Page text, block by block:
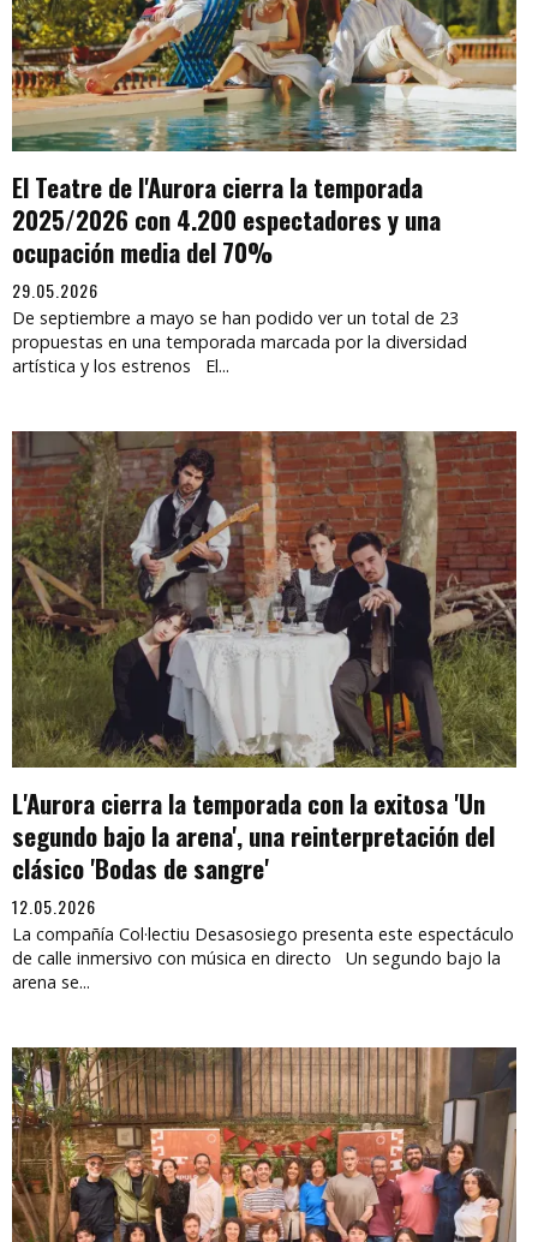
El Teatre de l'Aurora cierra la temporada
2025/2026 con 4.200 espectadores y una
ocupación media del 70%
29.05.2026
De septiembre a mayo se han podido ver un total de 23
propuestas en una temporada marcada por la diversidad
artística y los estrenos El...
L'Aurora cierra la temporada con la exitosa 'Un
segundo bajo la arena', una reinterpretación del
clásico 'Bodas de sangre'
12.05.2026
La compañía Col·lectiu Desasosiego presenta este espectáculo
de calle inmersivo con música en directo Un segundo bajo la
arena se...